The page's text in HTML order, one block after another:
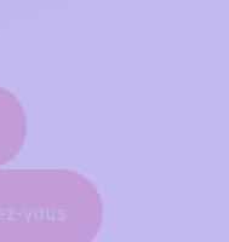
vous